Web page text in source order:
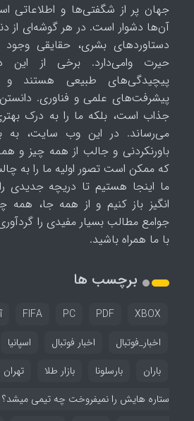
جهان پر از شگفتی‌ها و اطلاعاتی
آن‌ها دشوار است. در هر گوشه‌ای از
دستاوردهای بشری، حقایقی وجود
حیرت وامی‌دارد. برخی از این
پیچیدگی‌های طبیعی هستند و
پیشرفت‌های علمی و فناوری. دانستن
جذاب است، بلکه ما را به درک
می‌رساند. در این وب سایت، به
باورنکردنی و جالب از همه چیز و
که ممکن است تصور اولیه ما را به
ما اینجا هستیم تا دریچه جدیدی
انگیز باز کنیم و از همه جا، همه
جوامع مطالب بسیار مفیدی را
با ما همراه باشید.
برچسب ها
FIFA PC PDF XBOX
اخبار_فوتبال
اخبار فوتبال اسپانیا
باران
بارسلونا بازار طلا تهران
ستاره هایش را نمیفروخت چه تیمی میشد؟